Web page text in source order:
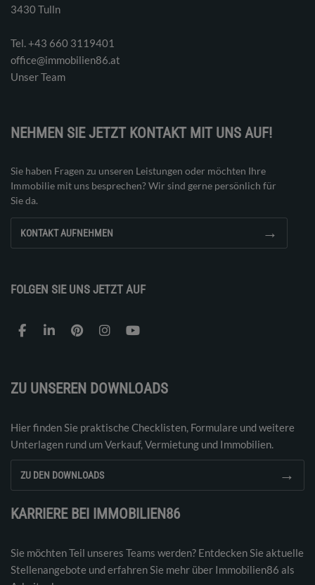
3430 Tulln
Tel. ‭+43 660 3119401‬
office@immobilien86.at
Unser Team
NEHMEN SIE JETZT KONTAKT MIT UNS AUF!
Sie haben Fragen zu unseren Leistungen oder möchten Ihre
Immobilie mit uns besprechen? Wir sind gerne persönlich für
Sie da.
KONTAKT AUFNEHMEN →
FOLGEN SIE UNS JETZT AUF
ZU UNSEREN DOWNLOADS
Hier finden Sie praktische Checklisten, Formulare und weitere
Unterlagen rund um Verkauf, Vermietung und Immobilien.
ZU DEN DOWNLOADS →
KARRIERE BEI IMMOBILIEN86
Sie möchten Teil unseres Teams werden? Entdecken Sie aktuelle
Stellenangebote und erfahren Sie mehr über Immobilien86 als